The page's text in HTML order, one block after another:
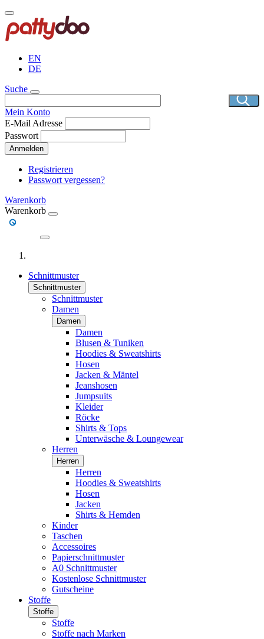
Direkt
zum
Inhalt
EN
DE
Suche
Mein Konto
E-Mail Adresse
Passwort
Anmelden
Registrieren
Passwort vergessen?
Warenkorb
Warenkorb
Schnittmuster
Schnittmuster
Schnittmuster
Damen
Damen
Damen
Blusen & Tuniken
Hoodies & Sweatshirts
Hosen
Jacken & Mäntel
Jeanshosen
Jumpsuits
Kleider
Röcke
Shirts & Tops
Unterwäsche & Loungewear
Herren
Herren
Herren
Hoodies & Sweatshirts
Hosen
Jacken
Shirts & Hemden
Kinder
Taschen
Accessoires
Papierschnittmuster
A0 Schnittmuster
Kostenlose Schnittmuster
Gutscheine
Stoffe
Stoffe
Stoffe
Stoffe nach Marken